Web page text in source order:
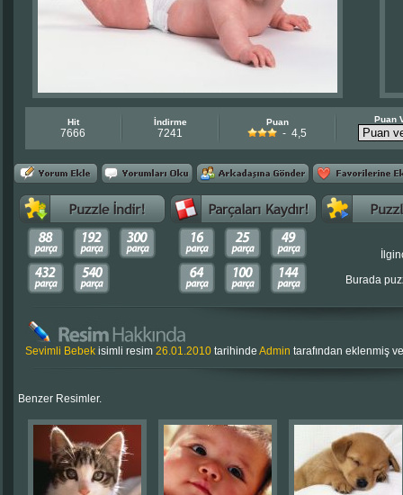
Hit
7666
İndirme
7241
Puan
- 4,5
Puan
Burada
Sevimli Bebek isimli resim 26.01.2010 tarihinde Admin tarafından eklenmiş
Benzer Resimler.